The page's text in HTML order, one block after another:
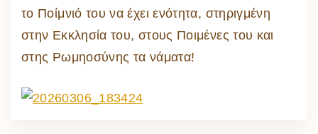
το Ποίμνιό του να έχει ενότητα, στηριγμένη
στην Εκκλησία του, στους Ποιμένες του και
στης Ρωμηοσύνης τα νάματα!